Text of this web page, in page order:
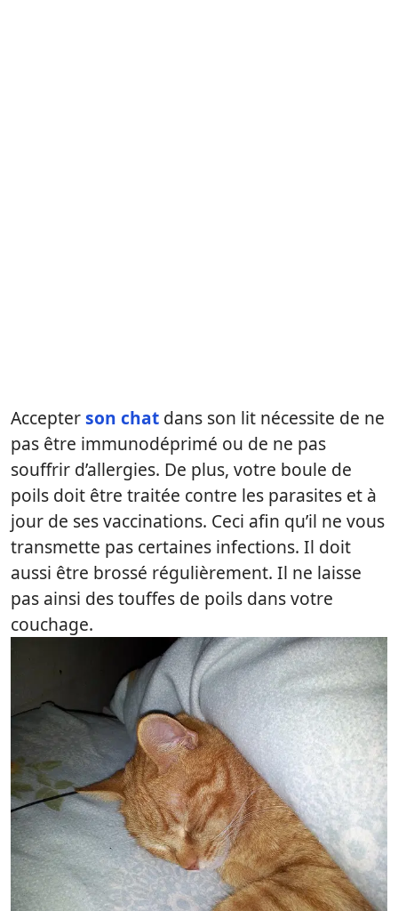
Accepterson chat dans son lit nécessite de ne
pas être immunodéprimé ou de ne pas
souffrir d’allergies. De plus, votre boule de
poils doit être traitée contre les parasites et à
jour de ses vaccinations. Ceci afin qu’il ne vous
transmette pas certaines infections. Il doit
aussi être brossé régulièrement. Il ne laisse
pas ainsi des touffes de poils dans votre
couchage.